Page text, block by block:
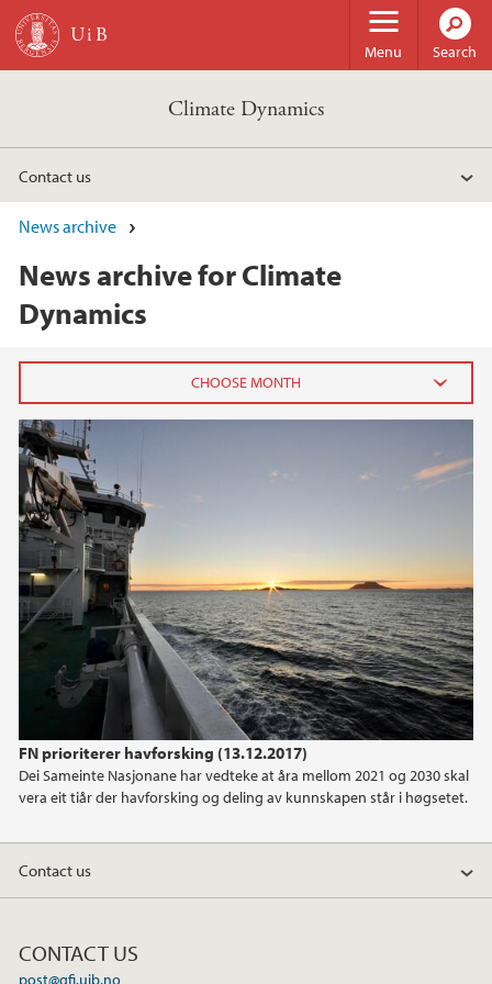
Skip to main content
Menu Search
Climate Dynamics
Contact us
News archive
News archive for Climate
Dynamics
FN prioriterer havforsking (13.12.2017)
Dei Sameinte Nasjonane har vedteke at åra mellom 2021 og 2030 skal
vera eit tiår der havforsking og deling av kunnskapen står i høgsetet.
March (1)
2021
2020
2019
2018
2017
2016
2015
Contact us
CONTACT US
post@gfi.uib.no